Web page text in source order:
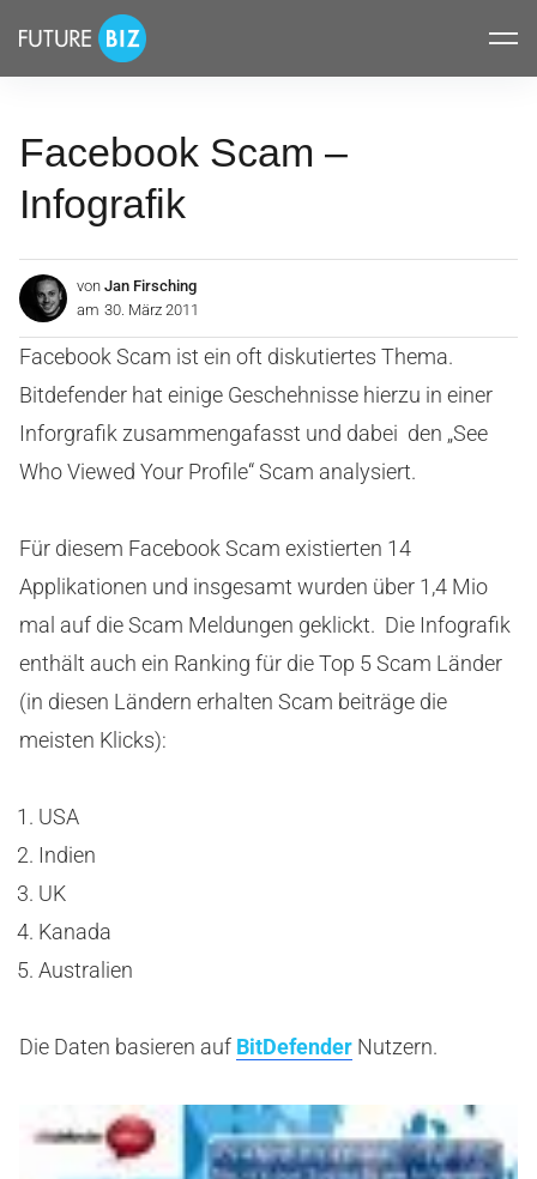
überspringen
FUTUREBIZ
Facebook Scam –
Infografik
von Jan Firsching
am 30. März 2011
Facebook Scam ist ein oft diskutiertes Thema.
Bitdefender hat einige Geschehnisse hierzu in einer
Inforgrafik zusammengafasst und dabei den „See
Who Viewed Your Profile“ Scam analysiert.
Für diesem Facebook Scam existierten 14
Applikationen und insgesamt wurden über 1,4 Mio
mal auf die Scam Meldungen geklickt. Die Infografik
enthält auch ein Ranking für die Top 5 Scam Länder
(in diesen Ländern erhalten Scam beiträge die
meisten Klicks):
USA
Indien
UK
Kanada
Australien
Die Daten basieren auf BitDefender Nutzern.